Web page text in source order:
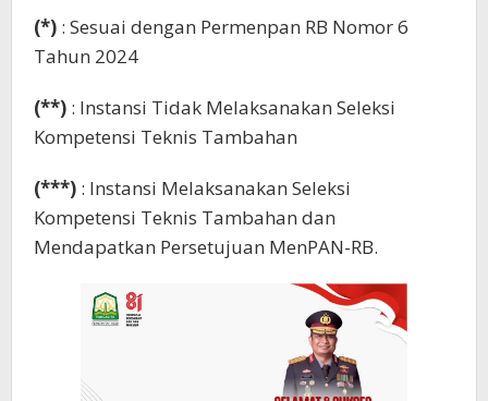
(*) : Sesuai dengan Permenpan RB Nomor 6
Tahun 2024
(**) : Instansi Tidak Melaksanakan Seleksi
Kompetensi Teknis Tambahan
(***) : Instansi Melaksanakan Seleksi
Kompetensi Teknis Tambahan dan
Mendapatkan Persetujuan MenPAN-RB.